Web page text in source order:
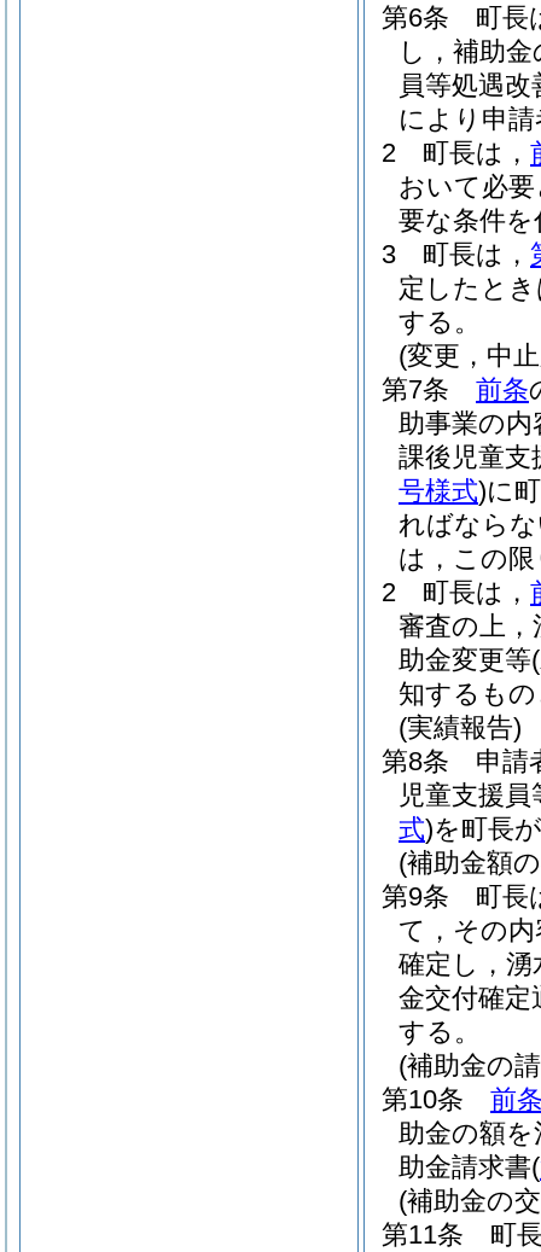
第6条
町長
し，補助
員等処遇
により申
2
町長は，
おいて必
要な条件
3
町長は，
定したと
する。
(変更，中
第7条
前条
助事業の
課後児童支
号様式)に
ればなら
は，この
2
町長は，
審査の上，
助金変更等
知するも
(実績報告)
第8条
申請
児童支援
式)を町長
(補助金額
第9条
町長
て，その
確定し，湧
金交付確定
する。
(補助金の
第10条
前
助金の額を
助金請求書(
(補助金の
第11条
町